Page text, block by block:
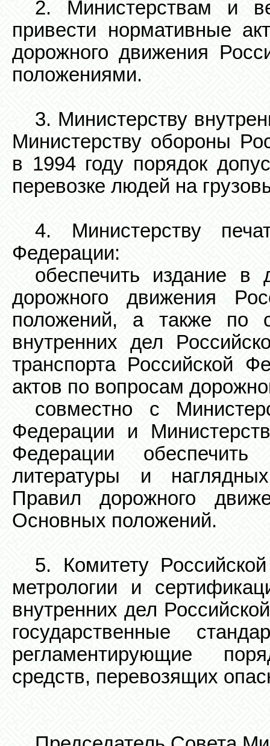
2. Министерствам и
привести нормативные
дорожного движения
положениями.
3. Министерству
Министерству обороны
в 1994 году порядок
перевозке людей на
4. Министерству
Федерации:
обеспечить издание в
дорожного движения
положений, а также по
внутренних дел
транспорта Российской
актов по вопросам
совместно с
Федерации и
Федерации обеспечить
литературы и
Правил дорожного
Основных положений.
5. Комитету
метрологии и
внутренних дел
государственные
регламентирующие
средств, перевозящих